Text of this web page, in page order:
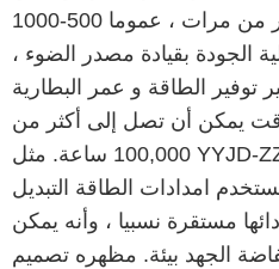
باستمرار وتفريغها لعدد كبير من مرات ، عموما 500-1000
الجودة بقيادة مصدر الضوء ،
توفير الطاقة و عمر البطارية
يمكن أن تصل إلى أكثر من
100,000 ساعة. مثل YYJD-ZZ-66 الطوارئ ضوء ، هذا
امدادات الطاقة التبديل
مستقرة نسبيا ، وأنه يمكن
الجهد بيئة. مظهره تصميم